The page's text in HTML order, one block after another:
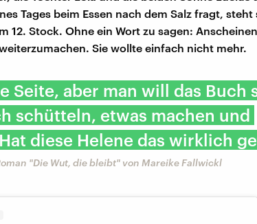
Tages beim Essen nach dem Salz fragt, steht
12. Stock. Ohne ein Wort zu sagen:
Sie wollte einfach nicht mehr.
Seite, aber man will das Buch
schütteln, etwas machen und
diese Helene das wirklich
"Die Wut, die bleibt" von Mareike Fallwickl